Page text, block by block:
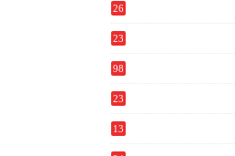
26
23
98
23
13